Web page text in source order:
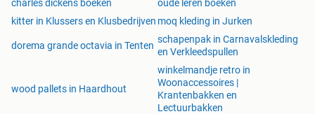
charles dickens boeken
oude leren boeken
kitter in Klussers en Klusbedrijven moq kleding in Jurken
dorema grande octavia in Tenten
schapenpak in Carnavalskleding
en Verkleedspullen
wood pallets in Haardhout
winkelmandje retro in
Woonaccessoires |
Krantenbakken en
Lectuurbakken